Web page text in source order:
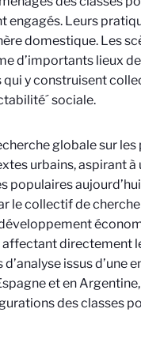
Leurs
domestique. Les
d’importants lieux
y construisent
sociale.
globale sur
urbains, aspirant à
aujourd’hui
le collectif de
directement
issus d’une
et en
des classes